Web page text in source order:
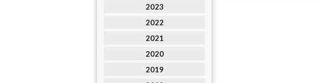
2023
2022
2021
2020
2019